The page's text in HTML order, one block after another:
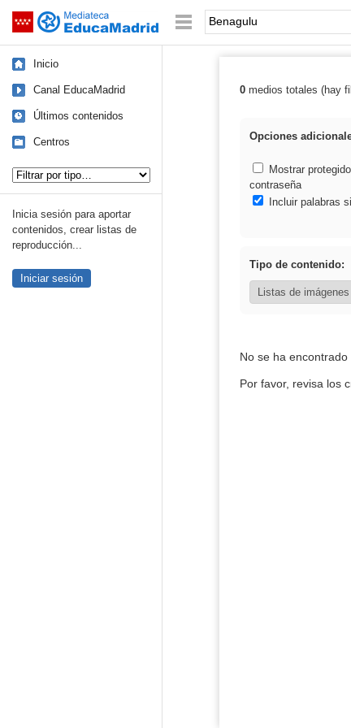
Saltar navegación Palabra o frase:
Inicio
Canal EducaMadrid
Últimos contenidos
Centros
Inicia sesión para aportar
contenidos, crear listas de
reproducción...
Iniciar sesión
Resultados
0medios totales (hay
Opciones
Mostrar
contraseña
Incluir palabras
Tipo de contenido:
No se ha encontrado
Por favor, revisa los